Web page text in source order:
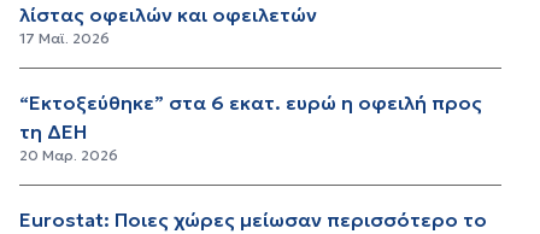
λίστας οφειλών και οφειλετών
17 Μαϊ. 2026
“Εκτοξεύθηκε” στα 6 εκατ. ευρώ η οφειλή προς
τη ΔΕΗ
20 Μαρ. 2026
Eurostat: Ποιες χώρες μείωσαν περισσότερο το